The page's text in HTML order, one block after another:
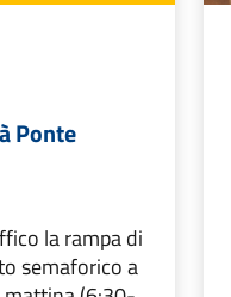
Ponte
la rampa di
semaforico a